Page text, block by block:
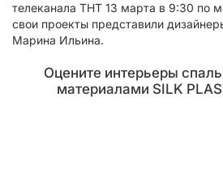
телеканала ТНТ 13 марта в 9:30 по
свои проекты представили
Марина Ильина.
Оцените интерьеры
материалами SILK